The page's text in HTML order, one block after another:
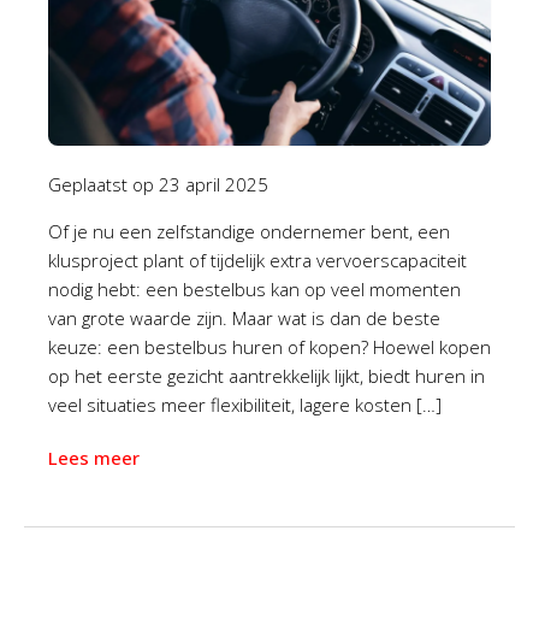
Geplaatst op 23 april 2025
Of je nu een zelfstandige ondernemer bent, een
klusproject plant of tijdelijk extra vervoerscapaciteit
nodig hebt: een bestelbus kan op veel momenten
van grote waarde zijn. Maar wat is dan de beste
keuze: een bestelbus huren of kopen? Hoewel kopen
op het eerste gezicht aantrekkelijk lijkt, biedt huren in
veel situaties meer flexibiliteit, lagere kosten […]
Lees meer